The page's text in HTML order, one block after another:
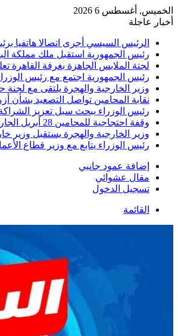
الخميس, أغسطس 6 2026
أخبار عاجلة
الرئيس السيسي أجرى اتصالا هاتفيا
رئيس الجمهورية استقبل ملك مملكة
لجنة الملابس الجاهزة بغرفة القاهرة تعلن
رئيس الجمهورية اجتمع مع رئيس
وزير الخارجية والهجرة يلتقى مع
نقابة المحامين تواصل التصعيد بشأن
رئيس الوزراء يبحث سبل تعزيز
وقفة احتجاجية للمحامين 28 أبريل الجاري ومخاطبة رئيس الجمهورية
وزير الخارجية والهجرة يستقبل وزير
رئيس الوزراء يتابع مع وزير قطاع
إضافة عمود جانبي
مقال عشوائي
تسجيل الدخول
القائمة